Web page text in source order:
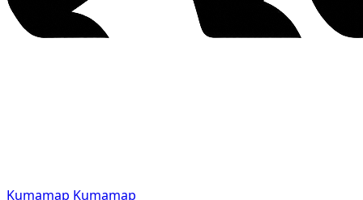
Kumamap Kumamap